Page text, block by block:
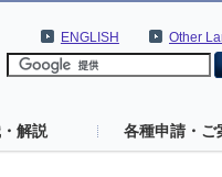
Other
ENGLISH
解説 各種申請・ご